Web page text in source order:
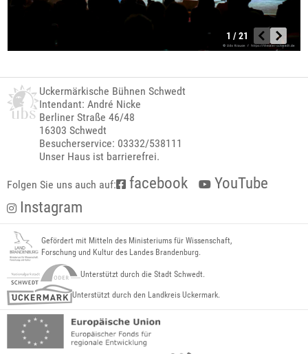
1 / 21
Uckermärkische Bühnen Schwedt
Intendant: André Nicke
Berliner Straße 46/48
16303 Schwedt
Besucherservice: 03332/538111
Unser Haus ist barrierefrei.
Folgen Sie uns auch auf: facebook
YouTube
Instagram
Gefördert mit Mitteln des Ministeriums für Wissenschaft,
Forschung und Kultur des Landes Brandenburg.
Unterstützt durch die Stadt Schwedt.
Unterstützt durch den Landkreis Uckermark.